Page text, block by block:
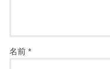
名前*